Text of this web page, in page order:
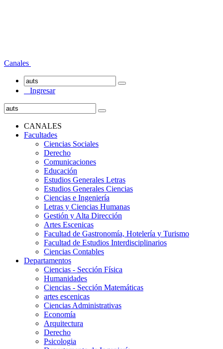
Canales
Ingresar
CANALES
Facultades
Ciencias Sociales
Derecho
Comunicaciones
Educación
Estudios Generales Letras
Estudios Generales Ciencias
Ciencias e Ingeniería
Letras y Ciencias Humanas
Gestión y Alta Dirección
Artes Escenicas
Facultad de Gastronomía, Hotelería y Turismo
Facultad de Estudios Interdisciplinarios
Ciencias Contables
Departamentos
Ciencias - Sección Física
Humanidades
Ciencias - Sección Matemáticas
artes escenicas
Ciencias Administrativas
Economía
Arquitectura
Derecho
Psicologia